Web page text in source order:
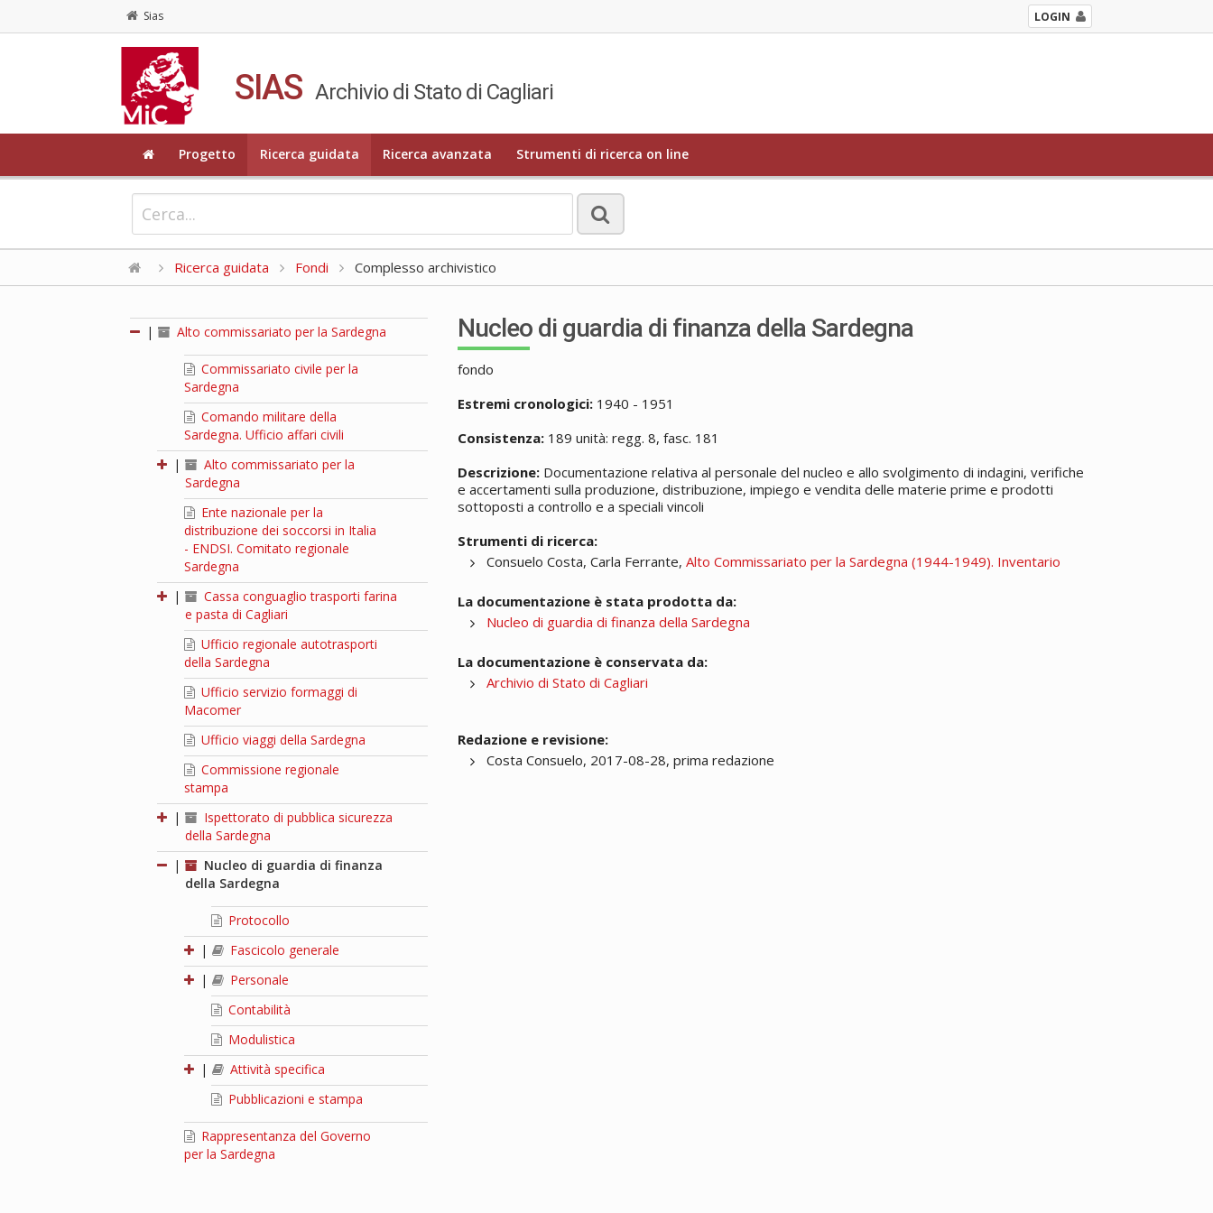
Sias LOGIN
SIAS Archivio di Stato di Cagliari
Progetto Ricerca guidata Ricerca avanzata Strumenti di ricerca on line
Ricerca guidata Fondi Complesso archivistico
| Alto commissariato per la Sardegna
Commissariato civile per la
Sardegna
Comando militare della
Sardegna. Ufficio affari civili
|
Alto commissariato per la
Sardegna
Ente nazionale per la
distribuzione dei soccorsi in Italia
- ENDSI. Comitato regionale
Sardegna
|
Cassa conguaglio trasporti farina
e pasta di Cagliari
Ufficio regionale autotrasporti
della Sardegna
Ufficio servizio formaggi di
Macomer
Ufficio viaggi della Sardegna
Commissione regionale
stampa
|
Ispettorato di pubblica sicurezza
della Sardegna
|
Nucleo di guardia di finanza
della Sardegna
Protocollo
|
Fascicolo generale
|
Personale
Contabilità
Modulistica
|
Attività specifica
Pubblicazioni e stampa
Rappresentanza del Governo
per la Sardegna
Nucleo di guardia di finanza della Sardegna
fondo
Estremi cronologici: 1940 - 1951
Consistenza: 189 unità: regg. 8, fasc. 181
Descrizione: Documentazione relativa al personale del nucleo e allo svolgimento di indagini, verifiche
e accertamenti sulla produzione, distribuzione, impiego e vendita delle materie prime e prodotti
sottoposti a controllo e a speciali vincoli
Strumenti di ricerca:
Consuelo Costa, Carla Ferrante,Alto Commissariato per la Sardegna (1944-1949). Inventario
La documentazione è stata prodotta da:
Nucleo di guardia di finanza della Sardegna
La documentazione è conservata da:
Archivio di Stato di Cagliari
Redazione e revisione:
Costa Consuelo, 2017-08-28, prima redazione